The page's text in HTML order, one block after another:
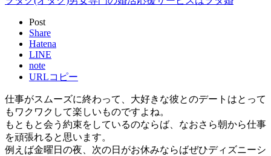
Post
Share
Hatena
LINE
note
URLコピー
仕事がスムーズに終わって、大好きな彼とのデートはとって
もワクワクして楽しいものですよね。
もともと会う約束をしているのならば、なおさら朝から仕事
を頑張れると思います。
例えば金曜日の夜、次の日がお休みならばぜひディズニーシ